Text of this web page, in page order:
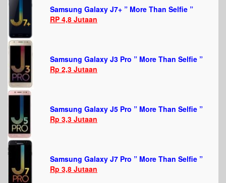
Samsung Galaxy J7+ ” More Than Selfie ”
RP 4,8 Jutaan
Samsung Galaxy J3 Pro ” More Than Selfie ”
Rp 2,3 Jutaan
Samsung Galaxy J5 Pro ” More Than Selfie ”
Rp 3,3 Jutaan
Samsung Galaxy J7 Pro ” More Than Selfie ”
Rp 3,8 Jutaan